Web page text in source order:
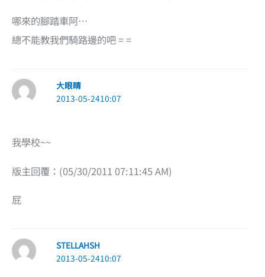
哪來的腳踏車阿…
總不能教我們騎路邊的吧 = =
大眼睛
2013-05-2410:07
我學校~~
版主回覆：(05/30/2011 07:11:45 AM)
屁
STELLAHSH
2013-05-2410:07